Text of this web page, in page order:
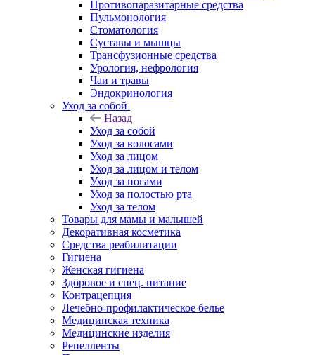
Противопаразитарные средства
Пульмонология
Стоматология
Суставы и мышцы
Трансфузионные средства
Урология, нефрология
Чаи и травы
Эндокринология
Уход за собой
Назад
Уход за собой
Уход за волосами
Уход за лицом
Уход за лицом и телом
Уход за ногами
Уход за полостью рта
Уход за телом
Товары для мамы и малышей
Декоративная косметика
Средства реабилитации
Гигиена
Женская гигиена
Здоровое и спец. питание
Контрацепция
Лечебно-профилактическое белье
Медицинская техника
Медицинские изделия
Репелленты